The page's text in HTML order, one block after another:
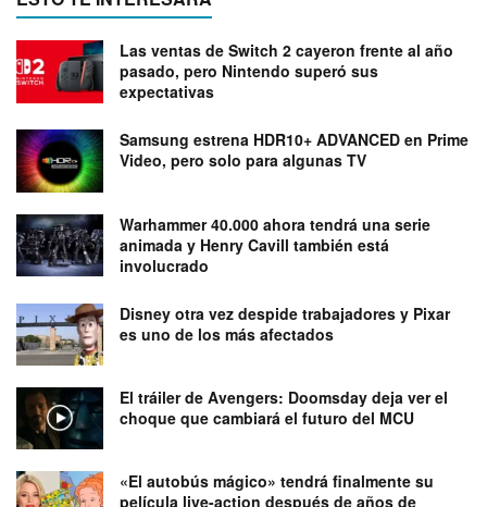
Las ventas de Switch 2 cayeron frente al año
pasado, pero Nintendo superó sus
expectativas
Samsung estrena HDR10+ ADVANCED en Prime
Video, pero solo para algunas TV
Warhammer 40.000 ahora tendrá una serie
animada y Henry Cavill también está
involucrado
Disney otra vez despide trabajadores y Pixar
es uno de los más afectados
El tráiler de Avengers: Doomsday deja ver el
choque que cambiará el futuro del MCU
«El autobús mágico» tendrá finalmente su
película live-action después de años de